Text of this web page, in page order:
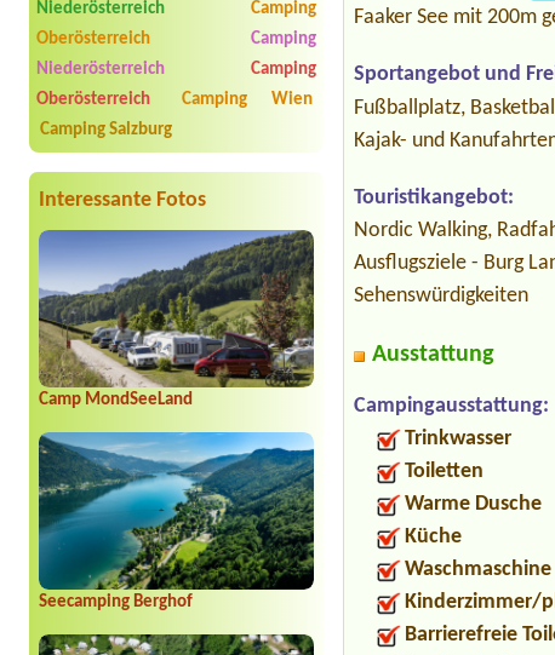
Niederösterreich
Camping
Oberösterreich
Camping
Niederösterreich
Camping
Oberösterreich
Camping Wien
Camping Salzburg
Interessante Fotos
Camp MondSeeLand
Seecamping Berghof
Faaker See mit 200m
Sportangebot und
Fußballplatz,
Kajak- und
Touristikangebot:
Nordic Walking,
Ausflugsziele - Burg
Sehenswürdigkeiten
Ausstattung
Campingausstattung:
Trinkwasser
Toiletten
Warme Dusche
Küche
Waschmaschine
Kinderzimmer/
Barrierefreie